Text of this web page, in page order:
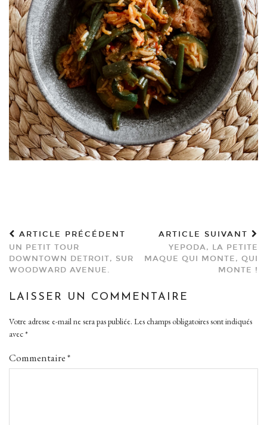
ARTICLE PRÉCÉDENT
UN PETIT TOUR
DOWNTOWN DETROIT, SUR
WOODWARD AVENUE.
ARTICLE SUIVANT
YEPODA, LA PETITE
MAQUE QUI MONTE, QUI
MONTE !
LAISSER UN COMMENTAIRE
Votre adresse e-mail ne sera pas publiée. Les champs obligatoires sont indiqués
avec*
Commentaire*